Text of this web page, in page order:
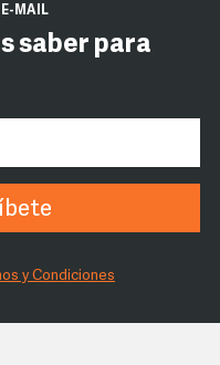
E-MAIL
saber para
y Condiciones